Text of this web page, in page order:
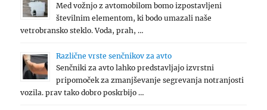
Med vožnjo z avtomobilom bomo izpostavljeni
številnim elementom, ki bodo umazali naše
vetrobransko steklo. Voda, prah, …
Različne vrste senčnikov za avto
Senčniki za avto lahko predstavljajo izvrstni
pripomoček za zmanjševanje segrevanja notranjosti
vozila. prav tako dobro poskrbijo …